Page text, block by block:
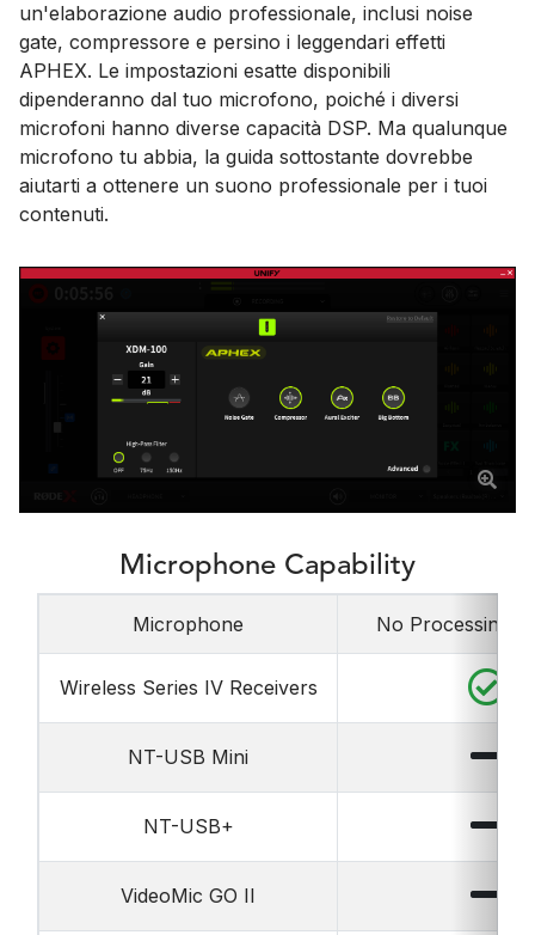
un'elaborazione audio professionale, inclusi noise
gate, compressore e persino i leggendari effetti
APHEX. Le impostazioni esatte disponibili
dipenderanno dal tuo microfono, poiché i diversi
microfoni hanno diverse capacità DSP. Ma qualunque
microfono tu abbia, la guida sottostante dovrebbe
aiutarti a ottenere un suono professionale per i tuoi
contenuti.
Microphone Capability
Microphone No Processing
Wireless Series IV Receivers
NT-USB Mini
NT-USB+
VideoMic GO II